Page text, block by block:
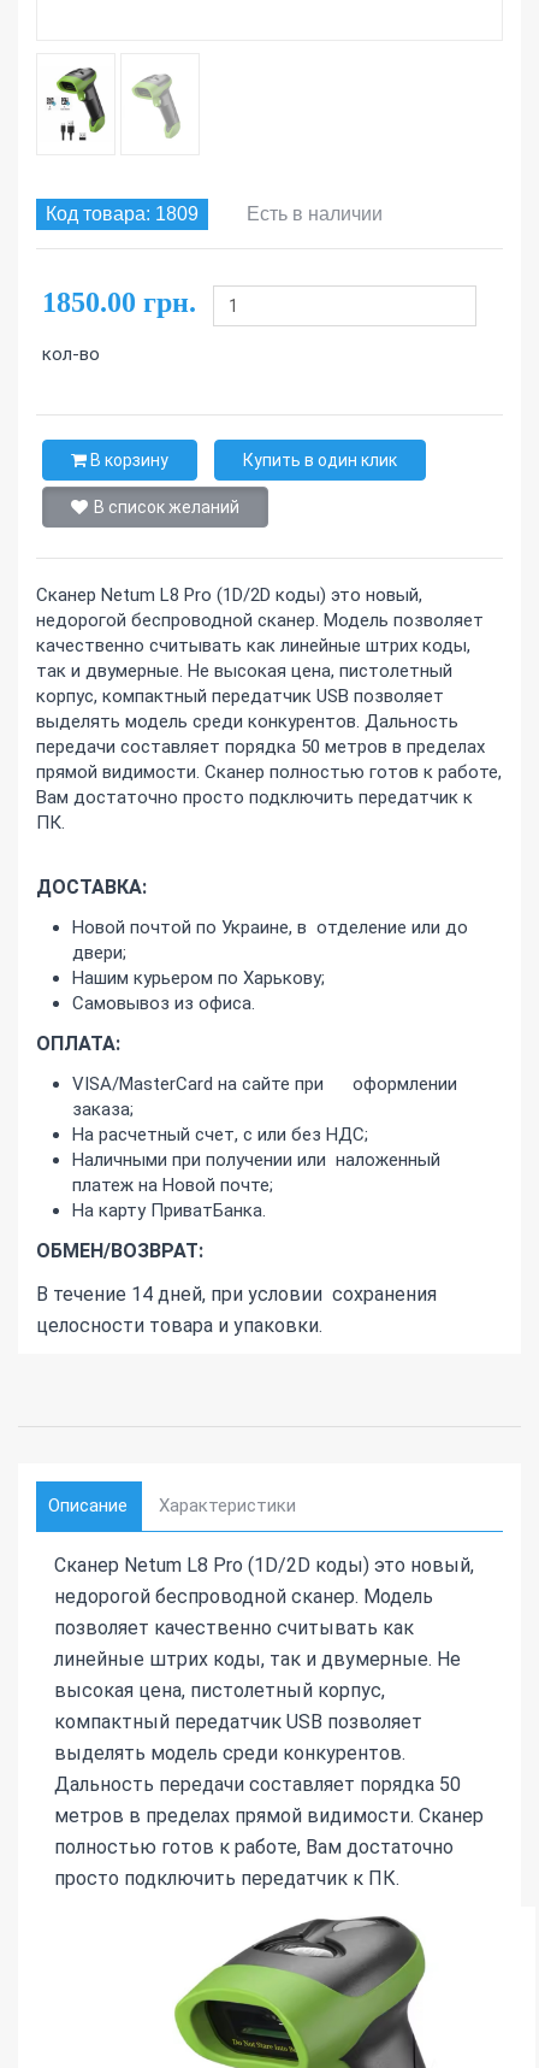
Код товара: 1809 Есть в наличии
1850.00 грн.
кол-во
В корзину Купить в один клик
В список желаний
Сканер Netum L8 Pro (1D/2D коды) это новый,
недорогой беспроводной сканер. Модель позволяет
качественно считывать как линейные штрих коды,
так и двумерные. Не высокая цена, пистолетный
корпус, компактный передатчик USB позволяет
выделять модель среди конкурентов. Дальность
передачи составляет порядка 50 метров в пределах
прямой видимости. Сканер полностью готов к работе,
Вам достаточно просто подключить передатчик к
ПК.
ДОСТАВКА:
Новой почтой по Украине, в отделение или до
двери;
Нашим курьером по Харькову;
Самовывоз из офиса.
ОПЛАТА:
VISA/MasterCard на сайте при оформлении
заказа;
На расчетный счет, с или без НДС;
Наличными при получении или наложенный
платеж на Новой почте;
На карту ПриватБанка.
ОБМЕН/ВОЗВРАТ:
В течение 14 дней, при условии сохранения
целосности товара и упаковки.
Описание Характеристики
Сканер Netum L8 Pro (1D/2D коды) это новый,
недорогой беспроводной сканер. Модель
позволяет качественно считывать как
линейные штрих коды, так и двумерные. Не
высокая цена, пистолетный корпус,
компактный передатчик USB позволяет
выделять модель среди конкурентов.
Дальность передачи составляет порядка 50
метров в пределах прямой видимости. Сканер
полностью готов к работе, Вам достаточно
просто подключить передатчик к ПК.